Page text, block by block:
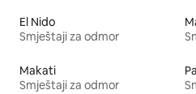
El Nido
Smještaji za odmor
Makati
Smještaji za odmor